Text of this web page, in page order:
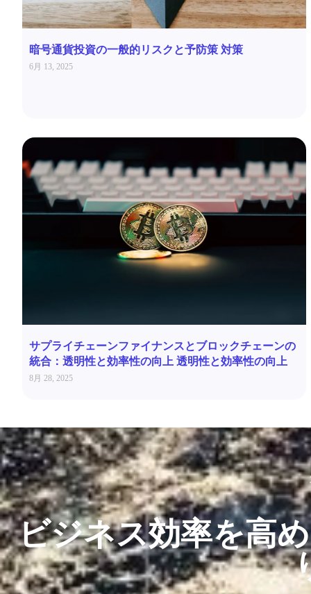
暗号通貨投資の一般的リスクと予防策 対策
6月 13, 2025
サプライチェーンファイナンスとブロックチェーンの
統合：透明性と効率性の向上 透明性と効率性の向上
8月 28, 2025
ビジネス効率を高